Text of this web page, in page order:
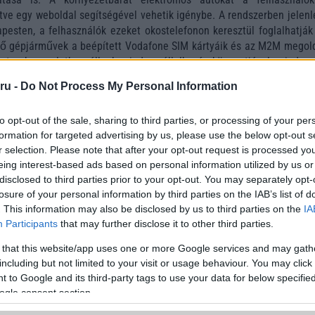
- Do Not Process My Personal Information
opt-out of the sale, sharing to third parties, or processing of your
for targeted advertising by us, please use the below opt-out
selection. Please note that after your opt-out request is processed
interest-based ads based on personal information utilized by us
to third parties prior to your opt-out. You may separately
of your personal information by third parties on the IAB’s list of
This information may also be disclosed by us to third parties on the
Participants that may further disclose it to other third parties.
that this website/app uses one or more Google services and may
but not limited to your visit or usage behaviour. You may
to Google and its third-party tags to use your data for below
consent section.
egy weboldal segítségével vehetik igénybe. A rendszerben
a felhasználók ezeket okostelefonon keresztül
gépjárművek a beépített Vodafone SIM kártyáik és az M2M
kapcsolatban állnak mind a vállalkozás központjával, mind
vezérigazgató-helyettes elmondta, hogy az átalakításának
köszönhetően a Vodafone legnagyobb
érzékelhetően rövidülni fog a várakozási idő,
és értékesítéssel kapcsolatos ügyek intézésekor.